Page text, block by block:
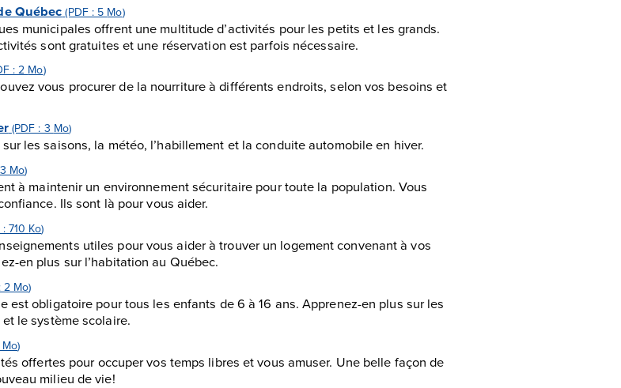
Québec (PDF : 5 Mo)
municipales offrent une multitude d’activités pour les petits et les grands.
sont gratuites et une réservation est parfois nécessaire.
: 2 Mo)
vous procurer de la nourriture à différents endroits, selon vos besoins et
(PDF : 3 Mo)
les saisons, la météo, l’habillement et la conduite automobile en hiver.
Mo)
à maintenir un environnement sécuritaire pour toute la population. Vous
Ils sont là pour vous aider.
710 Ko)
utiles pour vous aider à trouver un logement convenant à vos
en plus sur l’habitation au Québec.
2 Mo)
est obligatoire pour tous les enfants de 6 à 16 ans. Apprenez-en plus sur les
le système scolaire.
Mo)
offertes pour occuper vos temps libres et vous amuser. Une belle façon de
milieu de vie!